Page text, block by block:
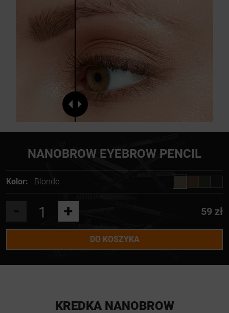
NANOBROW EYEBROW PENCIL
Kolor: Blonde
+ 59 zł
DO KOSZYKA
KREDKA NANOBROW